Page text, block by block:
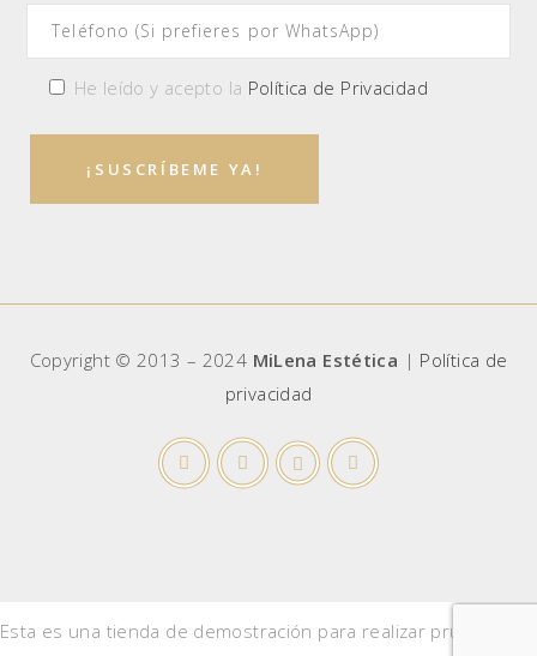
He leído y acepto la Política de Privacidad
Copyright © 2013 – 2024 MiLena Estética | Política de
privacidad
Esta es una tienda de demostración para realizar pruebas —